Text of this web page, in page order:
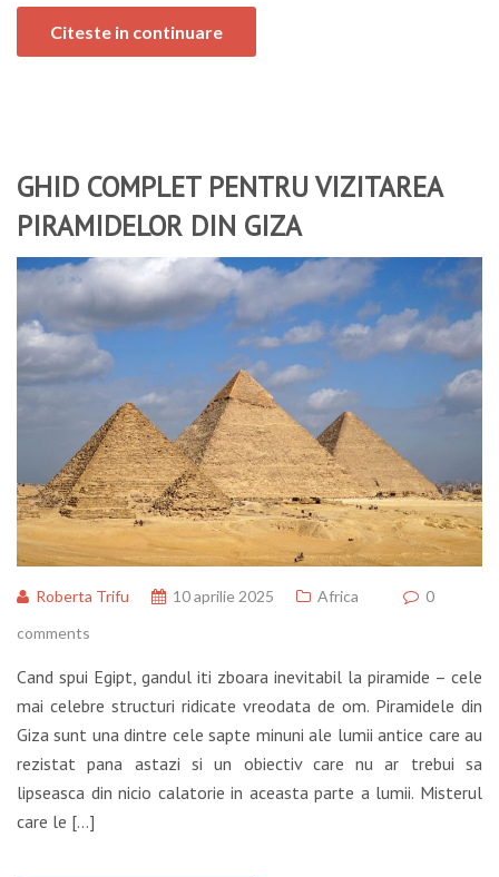
Citeste in continuare
GHID COMPLET PENTRU VIZITAREA
PIRAMIDELOR DIN GIZA
Roberta Trifu 10 aprilie 2025 Africa
0
comments
Cand spui Egipt, gandul iti zboara inevitabil la piramide – cele
mai celebre structuri ridicate vreodata de om. Piramidele din
Giza sunt una dintre cele sapte minuni ale lumii antice care au
rezistat pana astazi si un obiectiv care nu ar trebui sa
lipseasca din nicio calatorie in aceasta parte a lumii. Misterul
care le […]